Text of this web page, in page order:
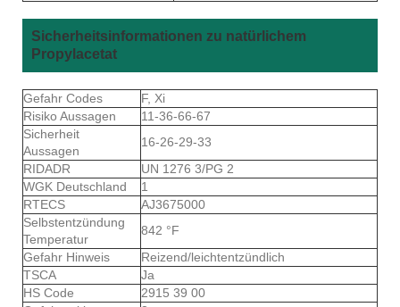
Sicherheitsinformationen zu natürlichem
Propylacetat
Gefahr Codes
F, Xi
Risiko Aussagen
11-36-66-67
Sicherheit
Aussagen
16-26-29-33
RIDADR
UN 1276 3/PG 2
WGK Deutschland
1
RTECS
AJ3675000
Selbstentzündung
Temperatur
842 °F
Gefahr Hinweis
Reizend/leichtentzündlich
TSCA
Ja
HS Code
2915 39 00